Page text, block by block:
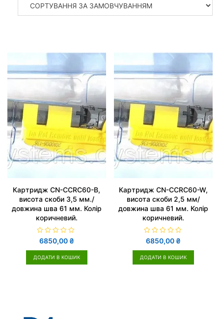
Картридж CN-CCRC60-B,
висота скоби 3,5 мм./
довжина шва 61 мм. Колір
коричневий.
О
ц
і
н
6850,00 ₴
ДОДАТИ В КОШИК
Картридж CN-CCRC60-W,
висота скоби 2,5 мм/
довжина шва 61 мм. Колір
коричневий.
О
ц
і
н
6850,00 ₴
ДОДАТИ В КОШИК